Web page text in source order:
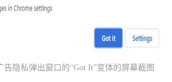
告隐私弹出窗口的“Got It”变体的屏幕截图